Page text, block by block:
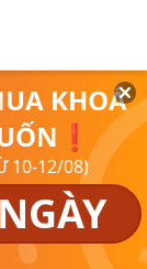
KHOÁ
10-12/08)